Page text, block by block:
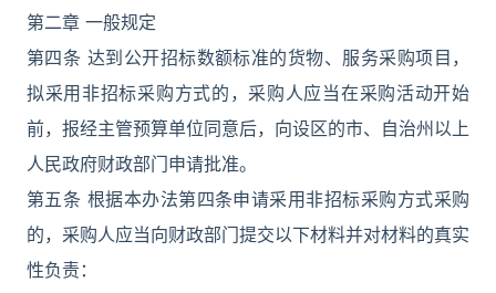
第二章 一般规定
第四条 达到公开招标数额标准的货物、服务采购项目，
拟采用非招标采购方式的，采购人应当在采购活动开始
前，报经主管预算单位同意后，向设区的市、自治州以上
人民政府财政部门申请批准。
第五条 根据本办法第四条申请采用非招标采购方式采购
的，采购人应当向财政部门提交以下材料并对材料的真实
性负责：